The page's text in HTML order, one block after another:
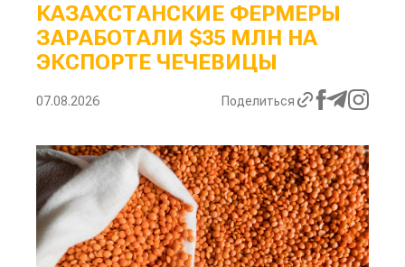
КАЗАХСТАНСКИЕ ФЕРМЕРЫ
ЗАРАБОТАЛИ $35 МЛН НА
ЭКСПОРТЕ ЧЕЧЕВИЦЫ
07.08.2026 Поделиться